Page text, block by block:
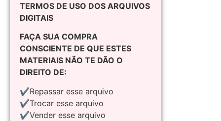
TERMOS DE USO DOS ARQUIVOS
DIGITAIS
FAÇA SUA COMPRA
CONSCIENTE DE QUE ESTES
MATERIAIS NÃO TE DÃO O
DIREITO DE:
✔Repassar esse arquivo
✔Trocar esse arquivo
✔Vender esse arquivo